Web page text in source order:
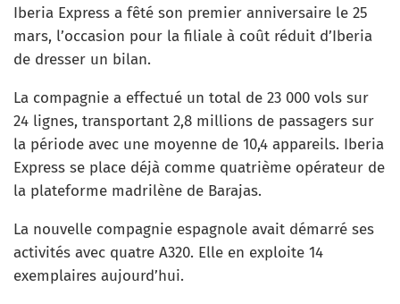
Iberia Express a fêté son premier anniversaire le 25
mars, l’occasion pour la filiale à coût réduit d’Iberia
de dresser un bilan.
La compagnie a effectué un total de 23 000 vols sur
24 lignes, transportant 2,8 millions de passagers sur
la période avec une moyenne de 10,4 appareils. Iberia
Express se place déjà comme quatrième opérateur de
la plateforme madrilène de Barajas.
La nouvelle compagnie espagnole avait démarré ses
activités avec quatre A320. Elle en exploite 14
exemplaires aujourd’hui.